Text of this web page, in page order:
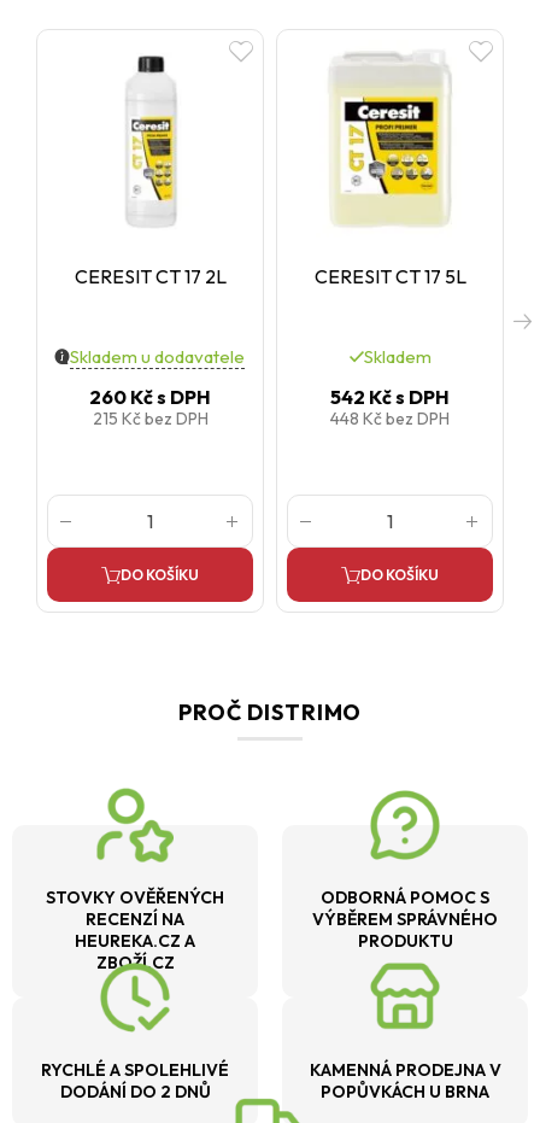
CERESIT CT 17 2L
Skladem u dodavatele
260 Kčs DPH
215 Kčbez DPH
DO KOŠÍKU
CERESIT CT 17 5L
Skladem
542 Kčs DPH
448 Kčbez DPH
DO KOŠÍKU
PROČ DISTRIMO
STOVKY OVĚŘENÝCH
RECENZÍ NA
HEUREKA.CZ A
ZBOŽÍ.CZ
ODBORNÁ POMOC S
VÝBĚREM SPRÁVNÉHO
PRODUKTU
RYCHLÉ A SPOLEHLIVÉ
DODÁNÍ DO 2 DNŮ
KAMENNÁ PRODEJNA V
POPŮVKÁCH U BRNA